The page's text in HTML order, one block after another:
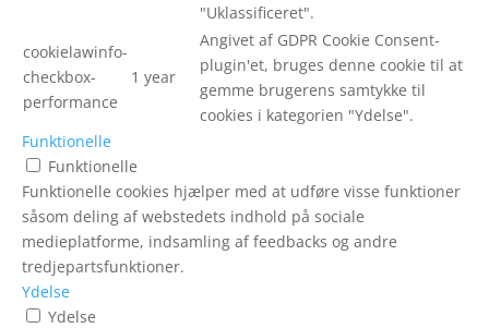
"Uklassificeret".
cookielawinfo-
checkbox-
performance
1 year
Angivet af GDPR Cookie Consent-
plugin'et, bruges denne cookie til at
gemme brugerens samtykke til
cookies i kategorien "Ydelse".
Funktionelle
Funktionelle
Funktionelle cookies hjælper med at udføre visse funktioner
såsom deling af webstedets indhold på sociale
medieplatforme, indsamling af feedbacks og andre
tredjepartsfunktioner.
Ydelse
Ydelse